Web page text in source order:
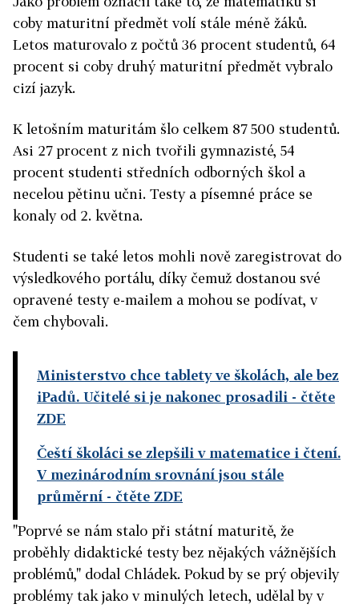
coby maturitní předmět volí stále méně žáků.
Letos maturovalo z počtů 36 procent studentů, 64
procent si coby druhý maturitní předmět vybralo
cizí jazyk.
K letošním maturitám šlo celkem 87 500 studentů.
Asi 27 procent z nich tvořili gymnazisté, 54
procent studenti středních odborných škol a
necelou pětinu učni. Testy a písemné práce se
konaly od 2. května.
Studenti se také letos mohli nově zaregistrovat do
výsledkového portálu, díky čemuž dostanou své
opravené testy e-mailem a mohou se podívat, v
čem chybovali.
Ministerstvo chce tablety ve školách, ale bez
iPadů. Učitelé si je nakonec prosadili - čtěte
ZDE
Čeští školáci se zlepšili v matematice i čtení.
V mezinárodním srovnání jsou stále
průměrní - čtěte ZDE
"Poprvé se nám stalo při státní maturitě, že
proběhly didaktické testy bez nějakých vážnějších
problémů," dodal Chládek. Pokud by se prý objevily
problémy tak jako v minulých letech, udělal by v